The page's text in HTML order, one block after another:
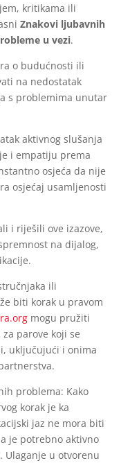
kritikama ili
Znakovi ljubavnih
u vezi.
o budućnosti ili
na nedostatak
s problemima unutar
aktivnog slušanja
i empatiju prema
osjeća da nije
osjećaj usamljenosti
i riješili ove izazove,
na dijalog,
ili
biti korak u pravom
mogu pružiti
parove koji se
uključujući i onima
problema: Kako
korak je ka
jaz ne mora biti
je potrebno aktivno
u otvorenu